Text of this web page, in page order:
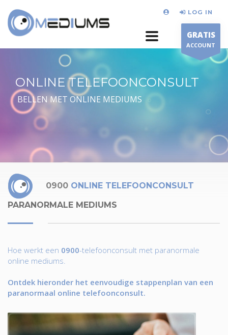
LOG IN
GRATIS
ACCOUNT
ONLINE TELEFOONCONSULT
BELLEN MET ONLINE MEDIUMS
0900 ONLINE TELEFOONCONSULT
PARANORMALE MEDIUMS
Hoe werkt een 0900-telefoonconsult met paranormale
online mediums.
Ontdek hieronder het eenvoudige stappenplan van een
paranormaal online telefoonconsult.